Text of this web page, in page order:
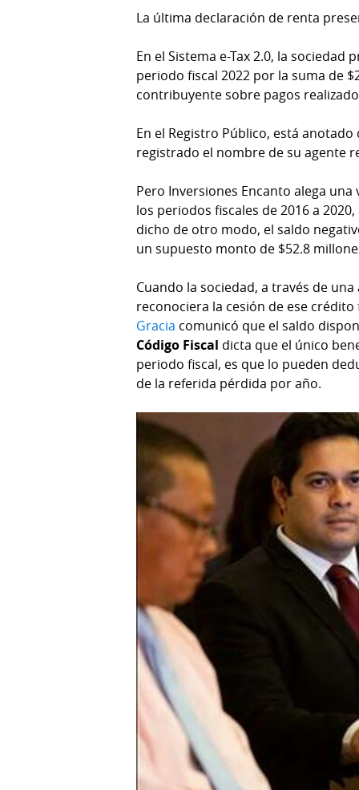
La última declaración de renta
En el Sistema e-Tax 2.0, la
periodo fiscal 2022 por la suma de
contribuyente sobre pagos
En el Registro Público, está
registrado el nombre de su agente
Pero Inversiones Encanto alega
los periodos fiscales de 2016 a
dicho de otro modo, el saldo
un supuesto monto de $52.8
Cuando la sociedad, a través de
reconociera la cesión de ese
Gracia comunicó que el saldo
Código Fiscal dicta que el único
periodo fiscal, es que lo pueden
de la referida pérdida por año.